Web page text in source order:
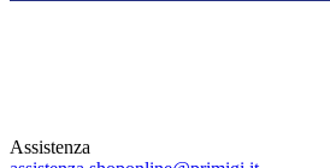
Assistenza